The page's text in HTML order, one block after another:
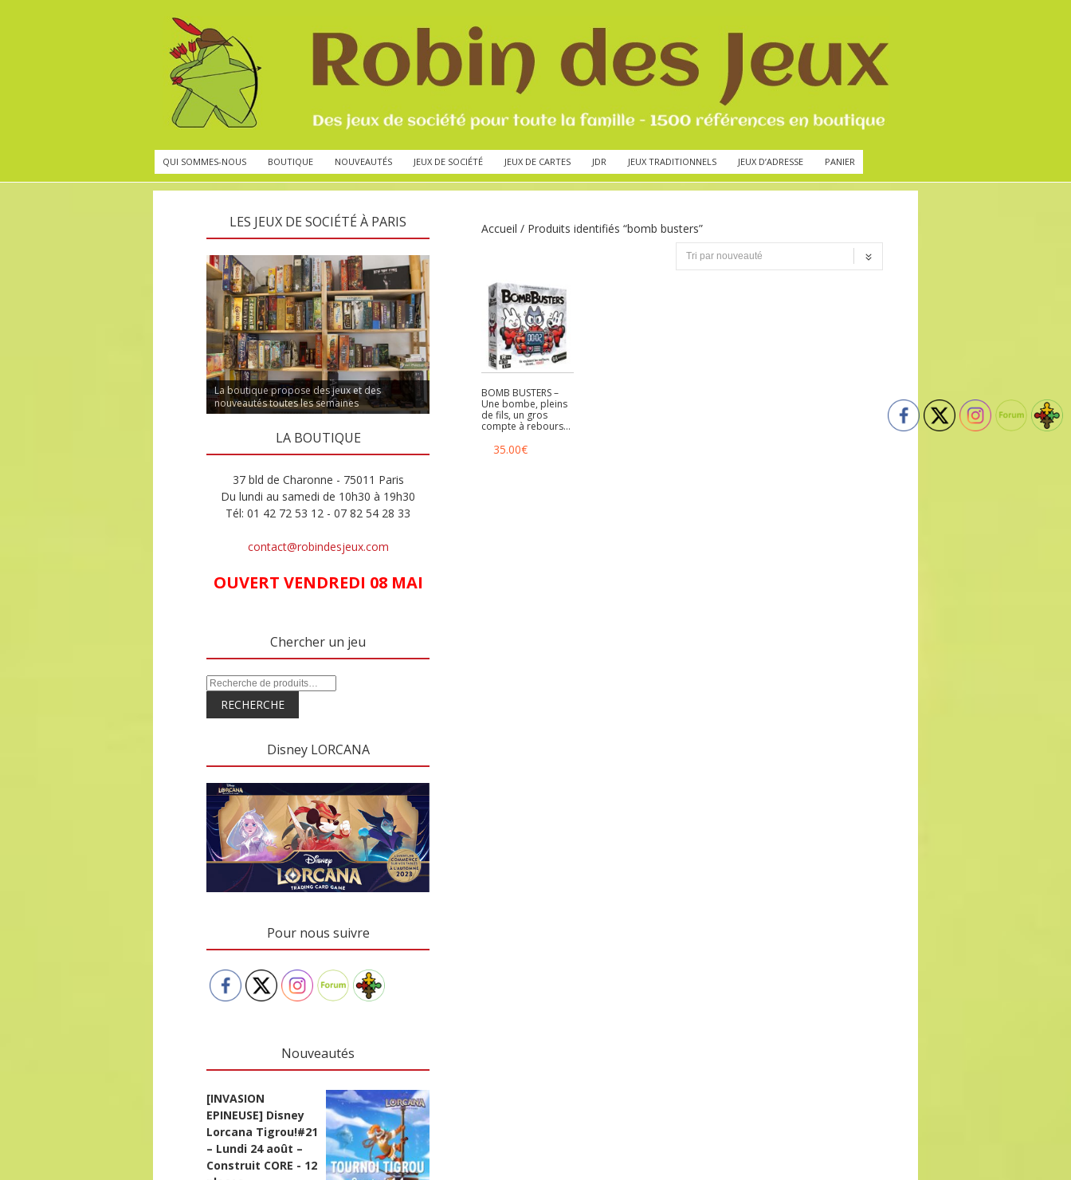
QUI SOMMES-NOUS BOUTIQUE NOUVEAUTÉS JEUX DE SOCIÉTÉ JEUX DE CARTES JDR JEUX TRADITIONNELS JEUX D’ADRESSE PANIER
Accueil / Produits identifiés “bomb busters”
BOMB BUSTERS –
Une bombe, pleins
de fils, un gros
compte à rebours…
35.00€
LES JEUX DE SOCIÉTÉ À PARIS
La boutique propose des jeux et des
nouveautés toutes les semaines
LA BOUTIQUE
37 bld de Charonne - 75011 Paris
Du lundi au samedi de 10h30 à 19h30
Tél: 01 42 72 53 12 - 07 82 54 28 33
contact@robindesjeux.com
OUVERT VENDREDI 08 MAI
Chercher un jeu
RECHERCHE
Disney LORCANA
Pour nous suivre
Nouveautés
[INVASION
EPINEUSE] Disney
Lorcana Tigrou!#21
– Lundi 24 août –
Construit CORE - 12